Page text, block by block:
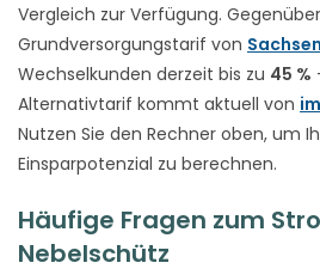
Vergleich zur Verfügung.
Grundversorgungstarif von
Wechselkunden derzeit bis zu 45 %
Alternativtarif kommt aktuell von
Nutzen Sie den Rechner oben, um
Einsparpotenzial zu berechnen.
Häufige Fragen zum
Nebelschütz